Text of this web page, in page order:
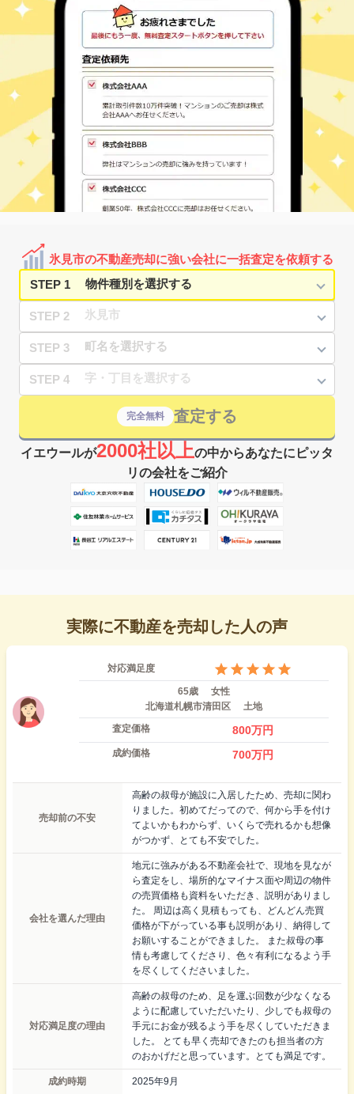
氷見市の不動産売却に強い会社に一括査定を依頼する
STEP 1
STEP 2
STEP 3
STEP 4
完全無料 査定する
イエウールが2000社以上の中からあなたにピッタ
リの会社をご紹介
実際に不動産を売却した人の声
対応満足度
65歳
女性
北海道札幌市清田区
土地
査定価格
800万円
成約価格 700万円
売却前の不安
高齢の叔母が施設に入居したため、売却に関わ
りました。初めてだってので、何から手を付け
てよいかもわからず、いくらで売れるかも想像
がつかず、とても不安でした。
会社を選んだ理由
地元に強みがある不動産会社で、現地を見なが
ら査定をし、場所的なマイナス面や周辺の物件
の売買価格も資料をいただき、説明がありまし
た。 周辺は高く見積もっても、どんどん売買
価格が下がっている事も説明があり、納得して
お願いすることができました。 また叔母の事
情も考慮してくださり、色々有利になるよう手
を尽くしてくださいました。
対応満足度の理由
高齢の叔母のため、足を運ぶ回数が少なくなる
ように配慮していただいたり、少しでも叔母の
手元にお金が残るよう手を尽くしていただきま
した。 とても早く売却できたのも担当者の方
のおかげだと思っています。とても満足です。
成約時期 2025年9月